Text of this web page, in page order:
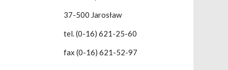
37-500 Jarosław
tel. (0-16) 621-25-60
fax (0-16) 621-52-97